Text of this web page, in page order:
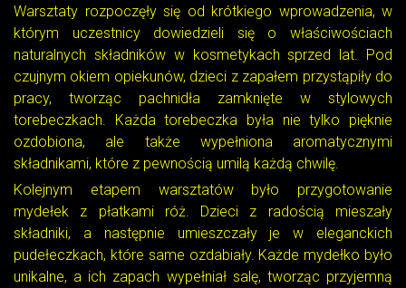
Warsztaty rozpoczęły się od krótkiego wprowadzenia, w
którym uczestnicy dowiedzieli się o właściwościach
naturalnych składników w kosmetykach sprzed lat. Pod
czujnym okiem opiekunów, dzieci z zapałem przystąpiły do
pracy, tworząc pachnidła zamknięte w stylowych
torebeczkach. Każda torebeczka była nie tylko pięknie
ozdobiona, ale także wypełniona aromatycznymi
składnikami, które z pewnością umilą każdą chwilę.
Kolejnym etapem warsztatów było przygotowanie
mydełek z płatkami róż. Dzieci z radością mieszały
składniki, a następnie umieszczały je w eleganckich
pudełeczkach, które same ozdabiały. Każde mydełko było
unikalne, a ich zapach wypełniał salę, tworząc przyjemną